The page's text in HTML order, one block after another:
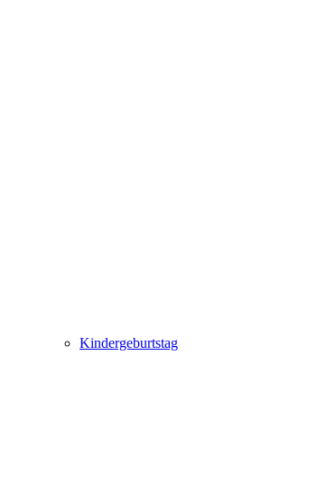
Kindergeburtstag